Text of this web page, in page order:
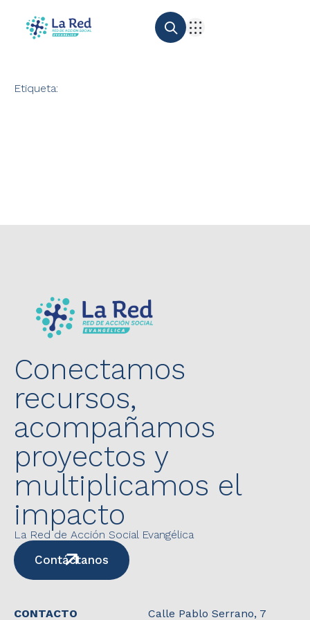
Etiqueta:
Conectamos
recursos,
acompañamos
proyectos y
multiplicamos el
impacto
La Red de Acción Social Evangélica
Contáctanos
CONTACTO
Calle Pablo Serrano, 7